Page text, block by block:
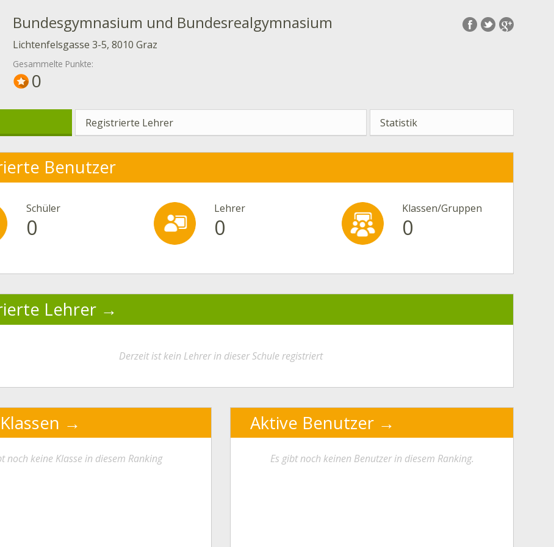
Bundesgymnasium und Bundesrealgymnasium
Lichtenfelsgasse 3-5, 8010 Graz
Gesammelte Punkte:
0
Registrierte Lehrer Statistik
Benutzer
Schüler
0
Lehrer
0
Klassen/Gruppen
0
Lehrer
Derzeit ist kein Lehrer in dieser Schule registriert
noch keine Klasse in diesem Ranking
Aktive Benutzer
Es gibt noch keinen Benutzer in diesem Ranking.